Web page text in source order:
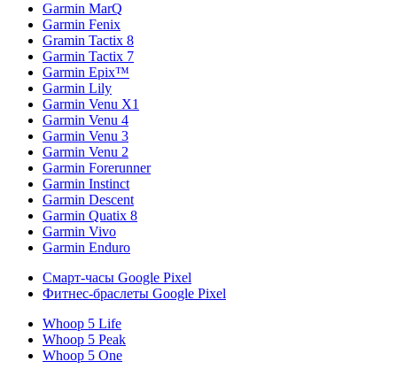
Garmin MarQ
Garmin Fenix
Gramin Tactix 8
Garmin Tactix 7
Garmin Epix™
Garmin Lily
Garmin Venu X1
Garmin Venu 4
Garmin Venu 3
Garmin Venu 2
Garmin Forerunner
Garmin Instinct
Garmin Descent
Garmin Quatix 8
Garmin Vivo
Garmin Enduro
Смарт-часы Google Pixel
Фитнес-браслеты Google Pixel
Whoop 5 Life
Whoop 5 Peak
Whoop 5 One